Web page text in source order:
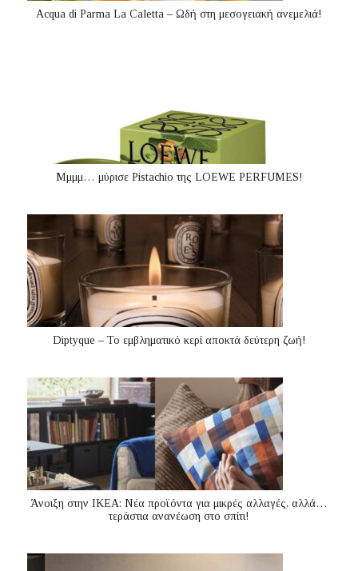
Acqua di Parma La Caletta – Ωδή στη μεσογειακή ανεμελιά!
Μμμμ… μύρισε Pistachio της LOEWE PERFUMES!
Diptyque – Το εμβληματικό κερί αποκτά δεύτερη ζωή!
Άνοιξη στην ΙΚΕΑ: Νέα προϊόντα για μικρές αλλαγές, αλλά…
τεράστια ανανέωση στο σπίτι!